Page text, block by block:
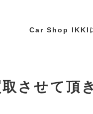
Car Shop IKKI
させて頂